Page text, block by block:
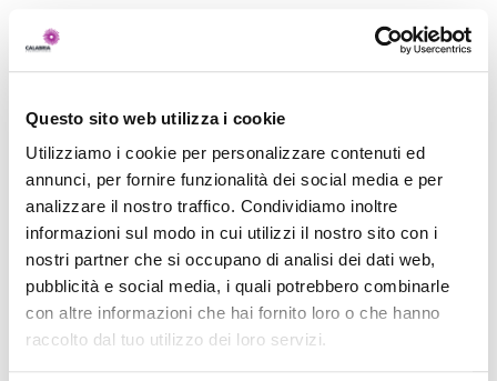
Questo sito web utilizza i cookie
Utilizziamo i cookie per personalizzare contenuti ed
annunci, per fornire funzionalità dei social media e per
analizzare il nostro traffico. Condividiamo inoltre
informazioni sul modo in cui utilizzi il nostro sito con i
nostri partner che si occupano di analisi dei dati web,
pubblicità e social media, i quali potrebbero combinarle
con altre informazioni che hai fornito loro o che hanno
raccolto dal tuo utilizzo dei loro servizi.